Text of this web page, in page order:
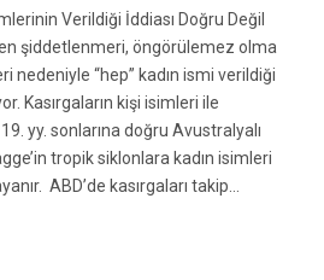
Verildiği İddiası Doğru Değil
şiddetlenmeri, öngörülemez olma
nedeniyle “hep” kadın ismi verildiği
Kasırgaların kişi isimleri ile
yy. sonlarına doğru Avustralyalı
tropik siklonlara kadın isimleri
ABD’de kasırgaları takip…